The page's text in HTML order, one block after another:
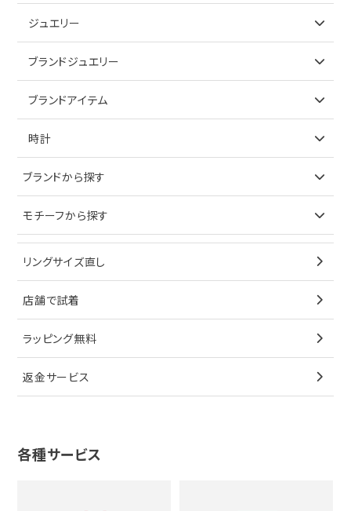
ジュエリー
アイテムで探す
ブレスレット
ペンダントトップ
ブローチ
その他
ノーブランドジュエリーをすべて見る
ブランドジュエリー
アイテムで探す
イヤリング
ブレスレット
ペンダントトップ
ブローチ
その他
ティファニー
ブランドアイテム
アイテムで探す
キーケース
サングラス
シューズ
香水
シャネル
時計
ブランドで探す
オメガ
シャネル
タグホイヤー
カルティエ
セイコー
メンズ時計
ブランドから探す
ティファニー
ブルガリ
カルティエ
ウノアエレ
4℃
グッチ
モチーフから探す
星
リボン
花
十字架
リングサイズ直し
店舗で試着
ラッピング無料
返金サービス
各種サービス